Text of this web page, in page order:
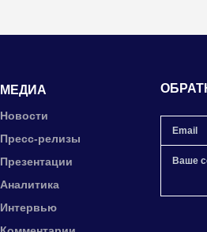
МЕДИА
Новости
Пресс-релизы
Презентации
Аналитика
Интервью